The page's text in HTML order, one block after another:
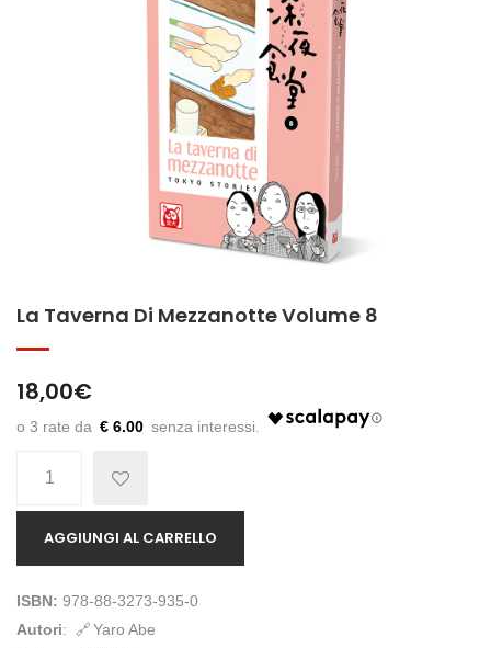
La Taverna Di Mezzanotte Volume 8
18,00€
€ 6.00
AGGIUNGI AL CARRELLO
ISBN: 978-88-3273-935-0
Autori:
Yaro Abe